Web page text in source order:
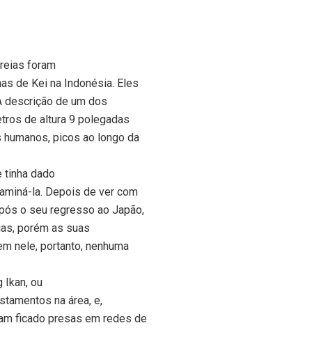
foram
de Kei na Indonésia. Eles
descrição de um dos
de altura 9 polegadas
picos ao longo da
tinha dado
la. Depois de ver com
o seu regresso ao Japão,
porém as suas
nele, portanto, nenhuma
Ikan, ou
na área, e,
ficado presas em redes de